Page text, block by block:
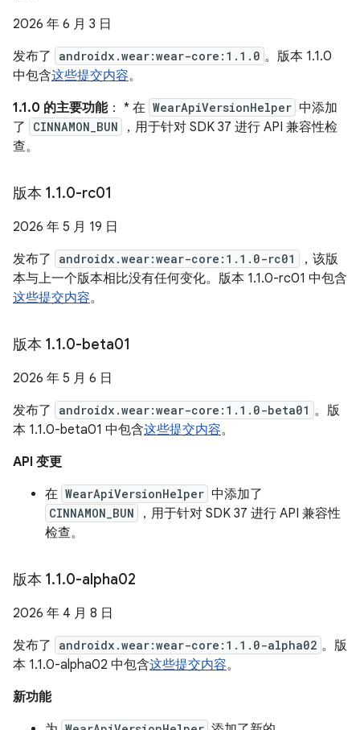
2026 年 6 月 3 日
发布了
androidx.wear:wear-core:1.1.0 。版本 1.1.0
中包含这些提交内容。
1.1.0 的主要功能： * 在 WearApiVersionHelper 中添加
了
CINNAMON_BUN
，用于针对 SDK 37 进行 API 兼容性检
查。
版本 1.1.0-rc01
2026 年 5 月 19 日
发布了
androidx.wear:wear-core:1.1.0-rc01
，该版
本与上一个版本相比没有任何变化。版本 1.1.0-rc01 中包含
这些提交内容。
版本 1.1.0-beta01
2026 年 5 月 6 日
发布了
androidx.wear:wear-core:1.1.0-beta01 。版
本 1.1.0-beta01 中包含这些提交内容。
API 变更
在 WearApiVersionHelper 中添加了
CINNAMON_BUN
，用于针对 SDK 37 进行 API 兼容性
检查。
版本 1.1.0-alpha02
2026 年 4 月 8 日
发布了
androidx.wear:wear-core:1.1.0-alpha02 。版
本 1.1.0-alpha02 中包含这些提交内容。
新功能